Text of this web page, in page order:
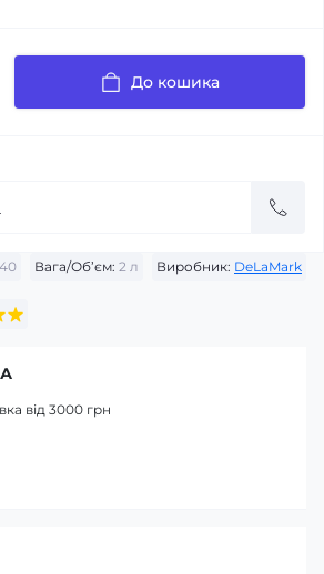
Вага/Об’єм: 2 л Виробник: DeLaMark
До кошика
від 3000 грн